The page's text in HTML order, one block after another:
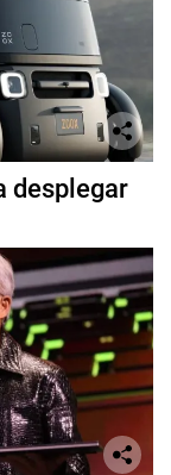
desplegar